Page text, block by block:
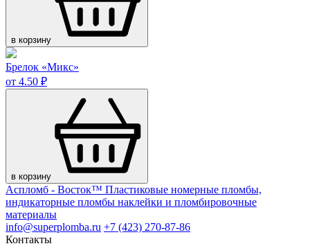
в корзину
Брелок «Микс»
от 4.50 ₽
в корзину
Аспломб - Восток™ Пластиковые номерные пломбы,
индикаторные пломбы наклейки и пломбировочные
материалы
info@superplomba.ru +7 (423) 270-87-86
Контакты